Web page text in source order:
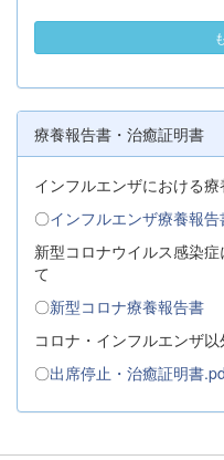
療養報告書・治癒証明書
インフルエンザにおける
〇インフルエンザ療養報告
新型コロナウイルス感染
て
〇新型コロナ療養報告書
コロナ・インフルエンザ以
〇出席停止・治癒証明書